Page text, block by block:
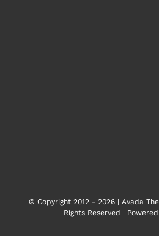
© Copyright 2012 - 2026 | Avada
Rights Reserved |